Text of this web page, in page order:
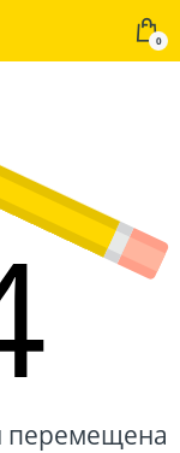
0
перемещена